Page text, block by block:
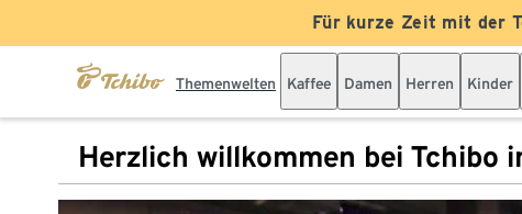
Für kurze Zeit mit der
Themenwelten Kaffee Damen Herren Kinder
Herzlich willkommen bei Tchibo